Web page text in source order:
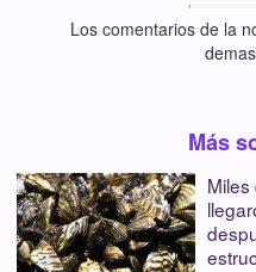
Los comentarios de la
Más